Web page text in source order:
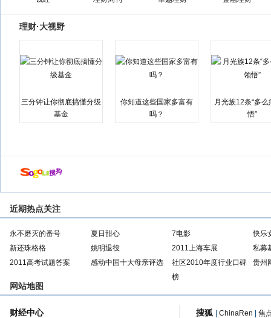
理财·大视野
三分钟让你彻底搞懂分级
基金
你知道这些国家多富有
吗？
月光族12条“多么
悟”
近期热点关注
永不磨灭的番号 夏日甜心 7电影
快乐
新还珠格格
姚明退役 2011上海车展
私募
2011高考试题答案
感动中国十大母亲评选
社区2010年度行业口碑
榜
贵州
网站地图
财经中心 搜狐 ChinaRen 焦